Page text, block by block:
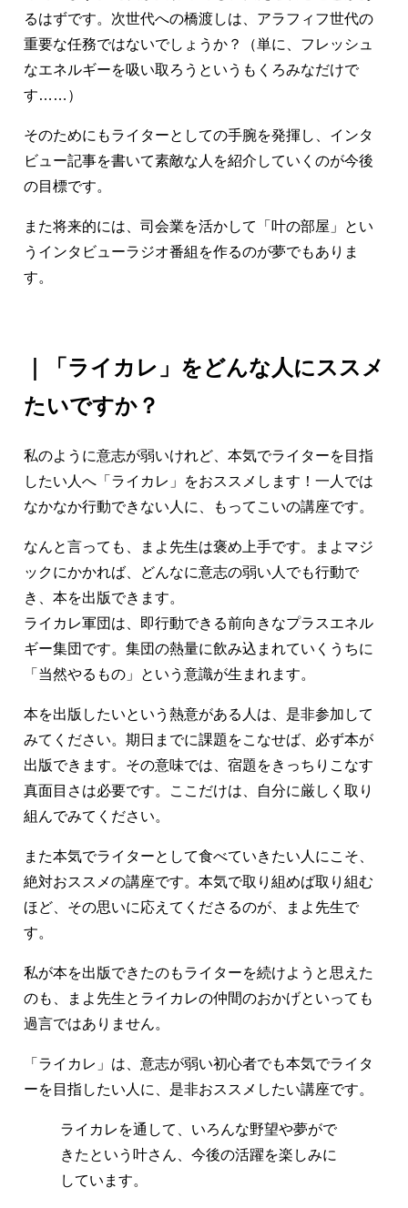
るはずです。次世代への橋渡しは、アラフィフ世代の
重要な任務ではないでしょうか？（単に、フレッシュ
なエネルギーを吸い取ろうというもくろみなだけで
す……）
そのためにもライターとしての手腕を発揮し、インタ
ビュー記事を書いて素敵な人を紹介していくのが今後
の目標です。
また将来的には、司会業を活かして「叶の部屋」とい
うインタビューラジオ番組を作るのが夢でもありま
す。
｜「ライカレ」をどんな人にススメ
たいですか？
私のように意志が弱いけれど、本気でライターを目指
したい人へ「ライカレ」をおススメします！一人では
なかなか行動できない人に、もってこいの講座です。
なんと言っても、まよ先生は褒め上手です。まよマジ
ックにかかれば、どんなに意志の弱い人でも行動で
き、本を出版できます。
ライカレ軍団は、即行動できる前向きなプラスエネル
ギー集団です。集団の熱量に飲み込まれていくうちに
「当然やるもの」という意識が生まれます。
本を出版したいという熱意がある人は、是非参加して
みてください。期日までに課題をこなせば、必ず本が
出版できます。その意味では、宿題をきっちりこなす
真面目さは必要です。ここだけは、自分に厳しく取り
組んでみてください。
また本気でライターとして食べていきたい人にこそ、
絶対おススメの講座です。本気で取り組めば取り組む
ほど、その思いに応えてくださるのが、まよ先生で
す。
私が本を出版できたのもライターを続けようと思えた
のも、まよ先生とライカレの仲間のおかげといっても
過言ではありません。
「ライカレ」は、意志が弱い初心者でも本気でライタ
ーを目指したい人に、是非おススメしたい講座です。
ライカレを通して、いろんな野望や夢がで
きたという叶さん、今後の活躍を楽しみに
しています。